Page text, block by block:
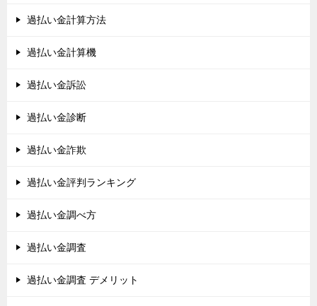
過払い金計算方法
過払い金計算機
過払い金訴訟
過払い金診断
過払い金詐欺
過払い金評判ランキング
過払い金調べ方
過払い金調査
過払い金調査 デメリット